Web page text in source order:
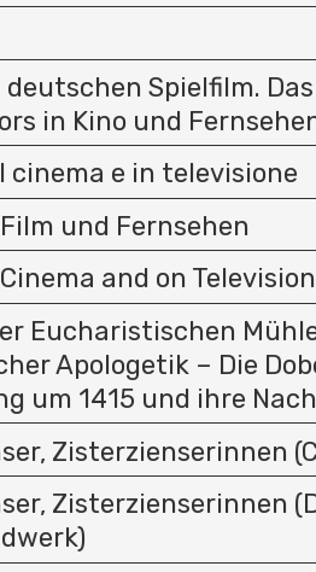
Spielfilm. Das
in Kino und
cinema e in televisione
und Fernsehen
and on Television
Eucharistischen
Apologetik – Die
um 1415 und ihre
Zisterzienserinnen
Zisterzienserinnen